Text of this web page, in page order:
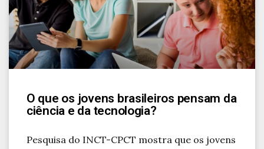
O que os jovens brasileiros pensam da
ciência e da tecnologia?
Pesquisa do INCT-CPCT mostra que os jovens